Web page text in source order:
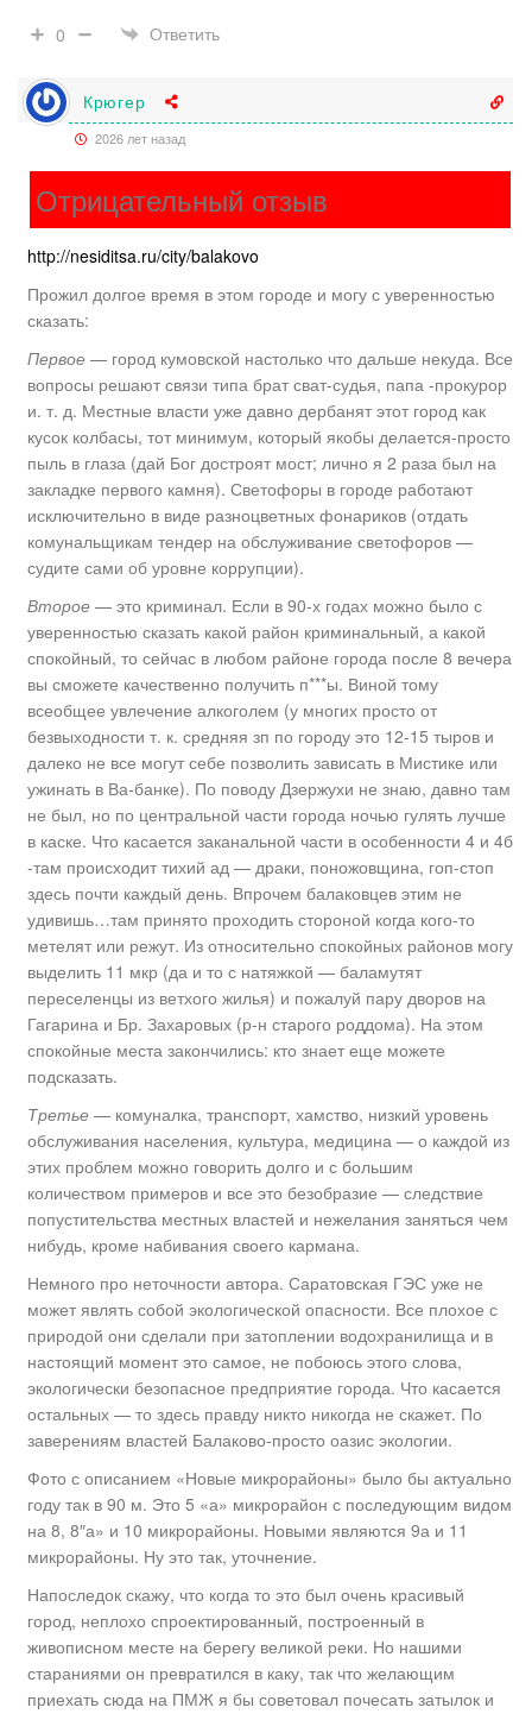
0
Ответить
Крюгер
2026 лет назад
Отрицательный отзыв
http://nesiditsa.ru/city/balakovo
Прожил долгое время в этом городе и могу с уверенностью
сказать:
Первое — город кумовской настолько что дальше некуда. Все
вопросы решают связи типа брат сват-судья, папа -прокурор
и. т. д. Местные власти уже давно дербанят этот город как
кусок колбасы, тот минимум, который якобы делается-просто
пыль в глаза (дай Бог достроят мост; лично я 2 раза был на
закладке первого камня). Светофоры в городе работают
исключительно в виде разноцветных фонариков (отдать
комунальщикам тендер на обслуживание светофоров —
судите сами об уровне коррупции).
Второе — это криминал. Если в 90-х годах можно было с
уверенностью сказать какой район криминальный, а какой
спокойный, то сейчас в любом районе города после 8 вечера
вы сможете качественно получить п***ы. Виной тому
всеобщее увлечение алкоголем (у многих просто от
безвыходности т. к. средняя зп по городу это 12-15 тыров и
далеко не все могут себе позволить зависать в Мистике или
ужинать в Ва-банке). По поводу Дзержухи не знаю, давно там
не был, но по центральной части города ночью гулять лучше
в каске. Что касается заканальной части в особенности 4 и 4б
-там происходит тихий ад — драки, поножовщина, гоп-стоп
здесь почти каждый день. Впрочем балаковцев этим не
удивишь…там принято проходить стороной когда кого-то
метелят или режут. Из относительно спокойных районов могу
выделить 11 мкр (да и то с натяжкой — баламутят
переселенцы из ветхого жилья) и пожалуй пару дворов на
Гагарина и Бр. Захаровых (р-н старого роддома). На этом
спокойные места закончились: кто знает еще можете
подсказать.
Третье — комуналка, транспорт, хамство, низкий уровень
обслуживания населения, культура, медицина — о каждой из
этих проблем можно говорить долго и с большим
количеством примеров и все это безобразие — следствие
попустительства местных властей и нежелания заняться чем
нибудь, кроме набивания своего кармана.
Немного про неточности автора. Саратовская ГЭС уже не
может являть собой экологической опасности. Все плохое с
природой они сделали при затоплении водохранилища и в
настоящий момент это самое, не побоюсь этого слова,
экологически безопасное предприятие города. Что касается
остальных — то здесь правду никто никогда не скажет. По
заверениям властей Балаково-просто оазис экологии.
Фото с описанием «Новые микрорайоны» было бы актуально
году так в 90 м. Это 5 «а» микрорайон с последующим видом
на 8, 8″а» и 10 микрорайоны. Новыми являются 9а и 11
микрорайоны. Ну это так, уточнение.
Напоследок скажу, что когда то это был очень красивый
город, неплохо спроектированный, построенный в
живописном месте на берегу великой реки. Но нашими
стараниями он превратился в каку, так что желающим
приехать сюда на ПМЖ я бы советовал почесать затылок и